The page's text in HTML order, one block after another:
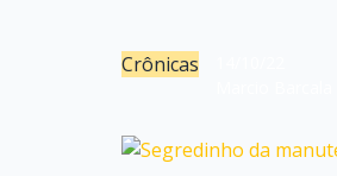
Crônicas